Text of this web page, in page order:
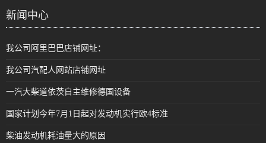
新闻中心
我公司阿里巴巴店铺网址：
我公司汽配人网站店铺网址
一汽大柴道依茨自主维修德国设备
国家计划今年7月1日起对发动机实行欧4标准
柴油发动机耗油量大的原因